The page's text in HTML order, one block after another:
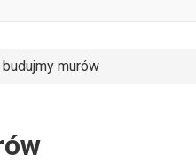
murów